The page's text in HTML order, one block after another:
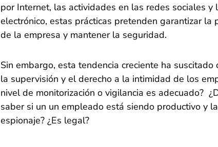
por Internet, las actividades en las redes sociales y
electrónico, estas prácticas pretenden garantizar
de la empresa y mantener la seguridad.
Sin embargo, esta tendencia creciente ha
la supervisión y el derecho a la intimidad de los
nivel de monitorización o vigilancia es adecuado?
saber si un un empleado está siendo productivo y
espionaje? ¿Es legal?